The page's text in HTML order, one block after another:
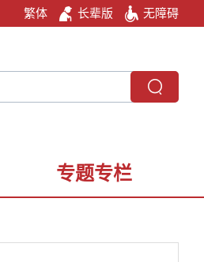
繁体 长辈版 无障碍
专题专栏